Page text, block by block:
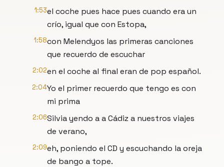
1:53el coche pues hace pues cuando era un
crío, igual que con Estopa,
1:58con Melendyos las primeras canciones
que recuerdo de escuchar
2:02en el coche al final eran de pop español.
2:04Yo el primer recuerdo que tengo es con
mi prima
2:06Silvia yendo a a Cádiz a nuestros viajes
de verano,
2:09eh, poniendo el CD y escuchando la oreja
de bango a tope.